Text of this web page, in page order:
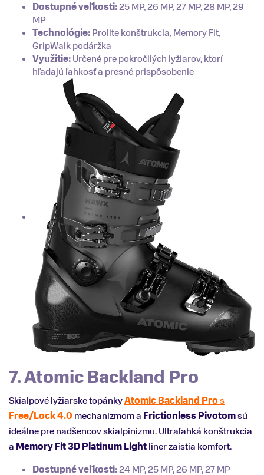
Dostupné veľkosti:25 MP, 26 MP, 27 MP, 28 MP, 29
MP
Technológie:Prolite konštrukcia, Memory Fit,
GripWalk podáržka
Využitie:Určené pre pokročilých lyžiarov, ktorí
hľadajú ľahkosť a presné prispôsobenie
7. Atomic Backland Pro
Skialpové lyžiarske topánkyAtomic Backland Pros
Free/Lock 4.0mechanizmom a FrictionlessPivotomsú
ideálne pre nadšencov skialpinizmu. Ultraľahká konštrukcia
a MemoryFit3DPlatinumLightliner zaistia komfort.
Dostupné veľkosti:24 MP, 25 MP, 26 MP, 27 MP